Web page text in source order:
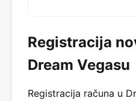
Registracija
Dream Vegasu
Registracija računa u